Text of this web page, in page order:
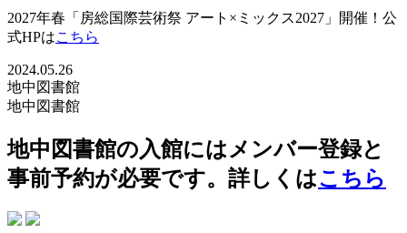
2027年春「房総国際芸術祭 アート×ミックス2027」開催！公
式HPはこちら
2024.05.26
地中図書館
地中図書館
地中図書館の入館にはメンバー登録と
事前予約が必要です。詳しくはこちら